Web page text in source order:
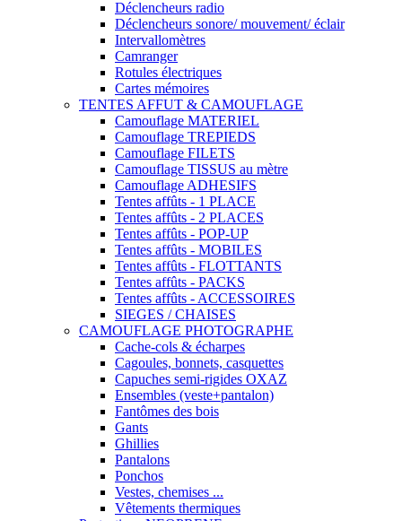
Déclencheurs radio
Déclencheurs sonore/ mouvement/ éclair
Intervallomètres
Camranger
Rotules électriques
Cartes mémoires
TENTES AFFUT & CAMOUFLAGE
Camouflage MATERIEL
Camouflage TREPIEDS
Camouflage FILETS
Camouflage TISSUS au mètre
Camouflage ADHESIFS
Tentes affûts - 1 PLACE
Tentes affûts - 2 PLACES
Tentes affûts - POP-UP
Tentes affûts - MOBILES
Tentes affûts - FLOTTANTS
Tentes affûts - PACKS
Tentes affûts - ACCESSOIRES
SIEGES / CHAISES
CAMOUFLAGE PHOTOGRAPHE
Cache-cols & écharpes
Cagoules, bonnets, casquettes
Capuches semi-rigides OXAZ
Ensembles (veste+pantalon)
Fantômes des bois
Gants
Ghillies
Pantalons
Ponchos
Vestes, chemises ...
Vêtements thermiques